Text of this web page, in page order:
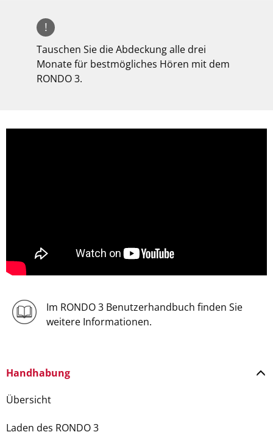
!
Tauschen Sie die Abdeckung alle drei
Monate für bestmögliches Hören mit dem
RONDO 3.
Im RONDO 3 Benutzerhandbuch finden Sie
weitere Informationen.
Handhabung
Übersicht
Laden des RONDO 3